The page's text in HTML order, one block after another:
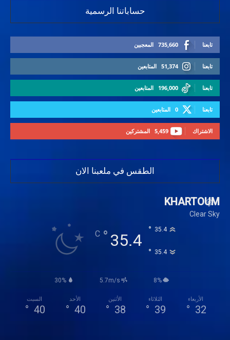
حساباتنا الرسمية
735,660 المعجبين تابعنا
51,374 المتابعين تابعنا
196,000 المتابعين تابعنا
0 المتابعين تابعنا
5,459 المشتركين الاشتراك
الطقس في ملعبنا الان
KHARTOUM
Clear Sky
35.4
°
C 35.4
°
35.4
°
30% 5.7m/s 8%
السبت
40
°
الأحد
40
°
الأثنين
38
°
الثلاثاء
39
°
الأربعاء
32
°